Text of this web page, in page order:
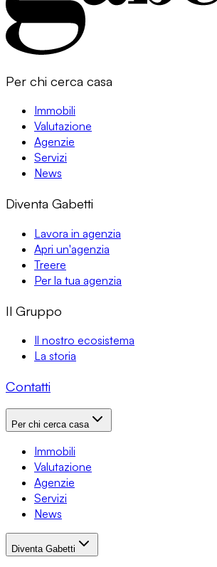
Per chi cerca casa
Immobili
Valutazione
Agenzie
Servizi
News
Diventa Gabetti
Lavora in agenzia
Apri un'agenzia
Treere
Per la tua agenzia
Il Gruppo
Il nostro ecosistema
La storia
Contatti
Per chi cerca casa
Immobili
Valutazione
Agenzie
Servizi
News
Diventa Gabetti